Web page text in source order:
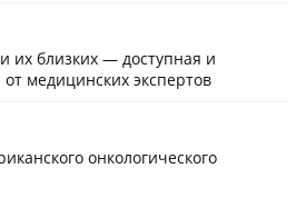
их близких — доступная и
медицинских экспертов
онкологического